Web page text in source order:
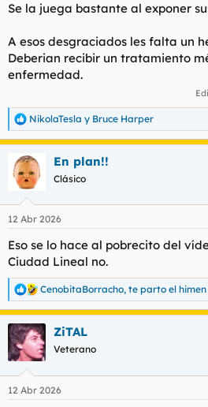
:
Se la juega bastante al exponer
A esos desgraciados les falta un
Deberian recibir un tratamiento
enfermedad.
R
e
a
c
c
e
:
NikolaTesla y Bruce Harper
En plan!!
Clásico
12 Abr 2026
Eso se lo hace al pobrecito del
Ciudad Lineal no.
R
e
a
c
c
i
e
CenobitaBorracho, te parto el himen
ZiTAL
Veterano
12 Abr 2026